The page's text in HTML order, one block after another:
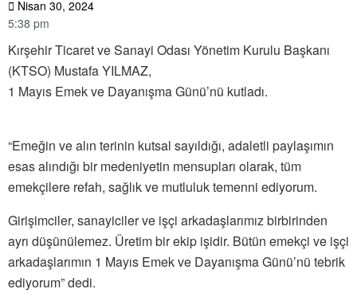
Nisan 30, 2024
5:38 pm
Kırşehir Ticaret ve Sanayi Odası Yönetim Kurulu Başkanı
(KTSO) Mustafa YILMAZ,
1 Mayıs Emek ve Dayanışma Günü’nü kutladı.
“Emeğin ve alın terinin kutsal sayıldığı, adaletli paylaşımın
esas alındığı bir medeniyetin mensupları olarak, tüm
emekçilere refah, sağlık ve mutluluk temenni ediyorum.
Girişimciler, sanayiciler ve işçi arkadaşlarımız birbirinden
ayrı düşünülemez. Üretim bir ekip işidir. Bütün emekçi ve işçi
arkadaşlarımın 1 Mayıs Emek ve Dayanışma Günü’nü tebrik
ediyorum” dedi.